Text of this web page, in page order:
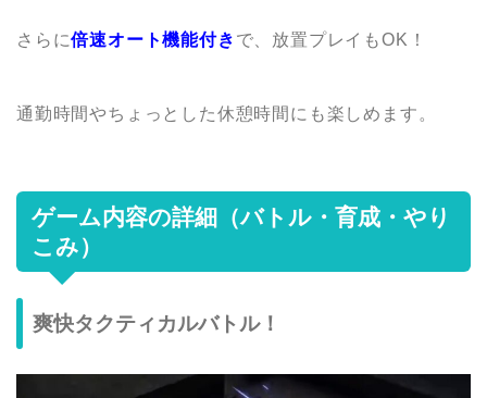
さらに倍速オート機能付き で、放置プレイもOK！
通勤時間やちょっとした休憩時間にも楽しめます。
ゲーム内容の詳細（バトル・育成・やり
こみ）
爽快タクティカルバトル！